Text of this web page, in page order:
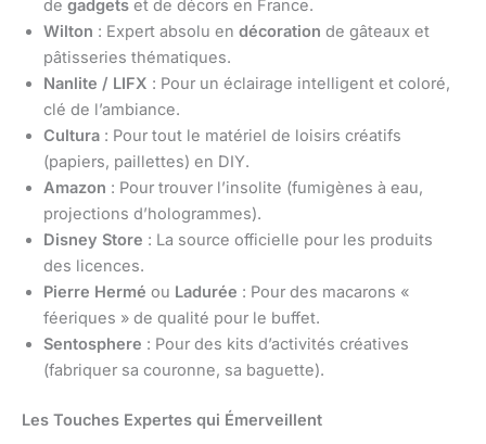
de gadgets et de décors en France.
Wilton : Expert absolu en décoration de gâteaux et
pâtisseries thématiques.
Nanlite / LIFX : Pour un éclairage intelligent et coloré,
clé de l’ambiance.
Cultura : Pour tout le matériel de loisirs créatifs
(papiers, paillettes) en DIY.
Amazon : Pour trouver l’insolite (fumigènes à eau,
projections d’hologrammes).
Disney Store : La source officielle pour les produits
des licences.
Pierre Hermé ou Ladurée : Pour des macarons «
féeriques » de qualité pour le buffet.
Sentosphere : Pour des kits d’activités créatives
(fabriquer sa couronne, sa baguette).
Les Touches Expertes qui Émerveillent